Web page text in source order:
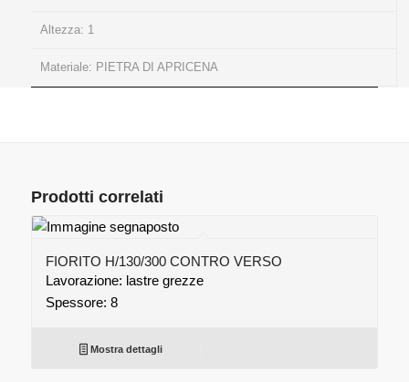
Altezza: 1
Materiale: PIETRA DI APRICENA
Prodotti correlati
FIORITO H/130/300 CONTRO VERSO
Lavorazione: lastre grezze
Spessore: 8
Mostra dettagli